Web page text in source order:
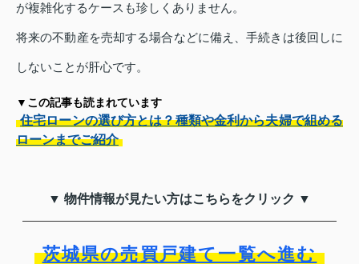
が複雑化するケースも珍しくありません。
将来の不動産を売却する場合などに備え、手続きは後回しに
しないことが肝心です。
▼この記事も読まれています
住宅ローンの選び方とは？種類や金利から夫婦で組める
ローンまでご紹介
▼ 物件情報が見たい方はこちらをクリック ▼
茨城県の売買戸建て一覧へ進む